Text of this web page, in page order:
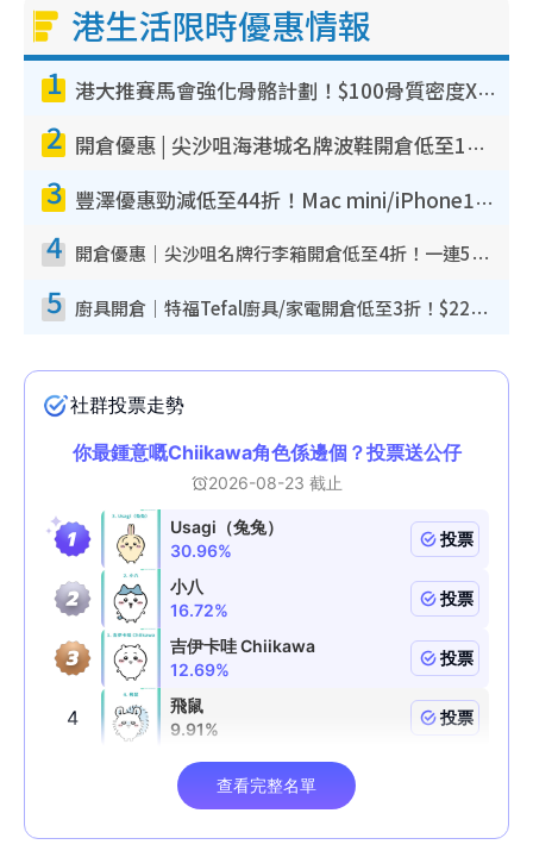
港生活限時優惠情報
1 港大推賽馬會強化骨骼計劃！$100骨質密度X光檢查 完成免費運動訓練送超市禮券！附參加資格
2 開倉優惠 | 尖沙咀海港城名牌波鞋開倉低至1折！On鞋$899起／Joy&Peace鞋履$98起
3 豐澤優惠勁減低至44折！Mac mini/iPhone17Pro大減價！廚房家電$220起
4 開倉優惠｜尖沙咀名牌行李箱開倉低至4折！一連5日 American Tourister/ace./Hallmark $200起！
5 廚具開倉｜特福Tefal廚具/家電開倉低至3折！$220起買平底鍋/炒鑊/湯煲！電飯煲/吸塵機/燙斗$418起